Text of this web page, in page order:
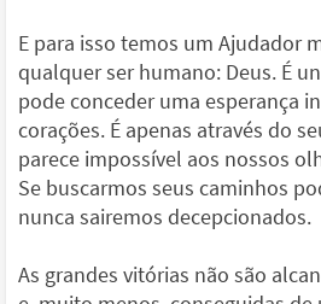
E para isso temos um Ajudador
qualquer ser humano: Deus. É
pode conceder uma esperança
corações. É apenas através do
parece impossível aos nossos
Se buscarmos seus caminhos
nunca sairemos decepcionados.
As grandes vitórias não são